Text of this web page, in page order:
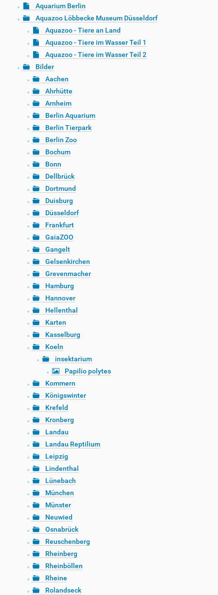
Aquarium Berlin
Aquazoo Löbbecke Museum Düsseldorf
Aquazoo - Tiere an Land
Aquazoo - Tiere im Wasser Teil 1
Aquazoo - Tiere im Wasser Teil 2
Bilder
Aachen
Ahrhütte
Arnheim
Berlin Aquarium
Berlin Tierpark
Berlin Zoo
Bochum
Bonn
Dellbrück
Dortmund
Duisburg
Düsseldorf
Frankfurt
GaiaZOO
Gangelt
Gelsenkirchen
Grevenmacher
Hamburg
Hannover
Hellenthal
Karten
Kasselburg
Koeln
insektarium
Papilio polytes
Kommern
Königswinter
Krefeld
Kronberg
Landau
Landau Reptilium
Leipzig
Lindenthal
Lünebach
München
Münster
Neuwied
Osnabrück
Reuschenberg
Rheinberg
Rheinböllen
Rheine
Rolandseck